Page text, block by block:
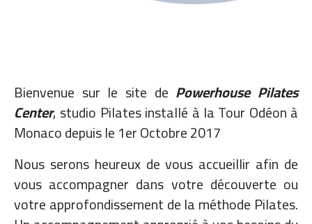
Bienvenue sur le site de Powerhouse Pilates
Center, studio Pilates installé à la Tour Odéon à
Monaco depuis le 1er Octobre 2017
Nous serons heureux de vous accueillir afin de
vous accompagner dans votre découverte ou
votre approfondissement de la méthode Pilates.